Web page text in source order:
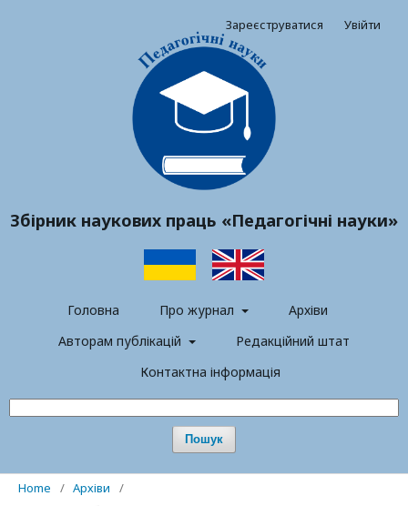
Збірник наукових праць «Педагогічні науки»
Головна Про журнал
Архіви
Авторам публікацій
Редакційний штат
Контактна інформація
Пошук
Зареєструватися Увійти
Home / Архіви
/